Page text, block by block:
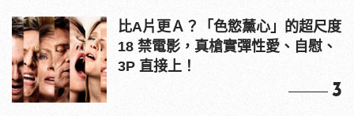
比A片更Ａ？「色慾薰心」的超尺度
18 禁電影，真槍實彈性愛、自慰、
3P 直接上！
3